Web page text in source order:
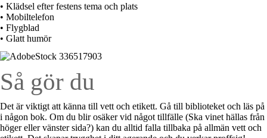
• Klädsel efter festens tema och plats
• Mobiltelefon
• Flygblad
• Glatt humör
Så gör du
Det är viktigt att känna till vett och etikett. Gå till biblioteket och läs på
i någon bok. Om du blir osäker vid något tillfälle (Ska vinet hällas från
höger eller vänster sida?) kan du alltid falla tillbaka på allmän vett och